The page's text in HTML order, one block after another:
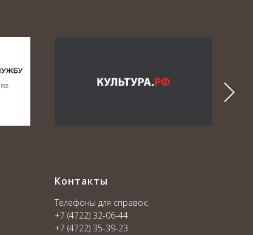
Контакты
Телефоны для справок:
+7 (4722) 32-06-44
+7 (4722) 35-39-23